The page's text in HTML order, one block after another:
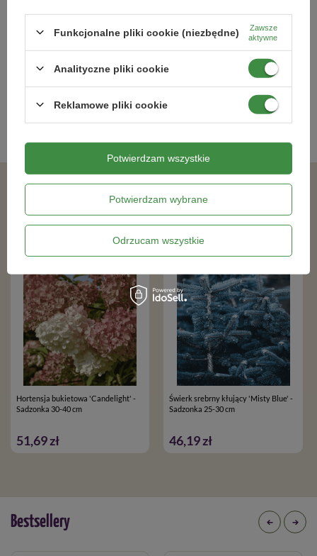
Sadzonka 30-50 cm
41,79 zł
Sadzonka 20-30 cm
41,79 zł
Kategorie powiązane
Hortensja bukietowa 'Candelight' -
Sadzonka 30-40 cm
51,69 zł
Świerk srebrny kłujący 'Misty Blue' -
Sadzonka 25-30 cm
46,19 zł
Bestsellery
Funkcjonalne pliki cookie (niezbędne)
Zawsze
aktywne
Analityczne pliki cookie
Reklamowe pliki cookie
Potwierdzam wybrane
Odrzucam wszystkie
Potwierdzam wszystkie